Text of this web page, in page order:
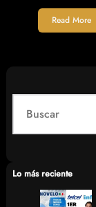
Read More
a
cLo más reciente